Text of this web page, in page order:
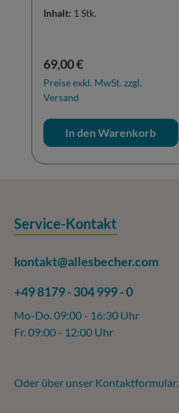
Inhalt: 1 Stk.
Regulärer Preis:
69,00 €
Preise exkl. MwSt. zzgl.
Versand
In den Warenkorb
Service-Kontakt
kontakt@allesbecher.com
+49 8179 - 304 999 - 0
Mo-Do. 09:00 - 16:30 Uhr
Fr. 09:00 - 12:00 Uhr
Oder über unser Kontaktformular.